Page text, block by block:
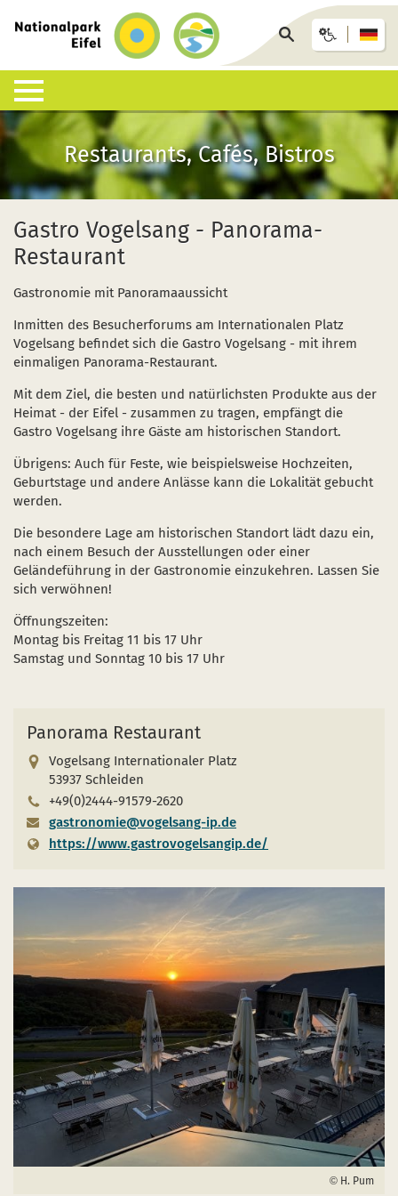
Startseite
Seite
durchsuchen
Lebensraum Nationalpark
Was ist ein Nationalpark?
Besondere Tiere und Pflanzen
Artenliste
Lebensräume
Geologie, Böden und Klima
Forschung im Nationalpark
Naturentwicklung
Absterbende Fichten machen Platz für heimische
Der Wolf kehrt zurück
Nationalpark erleben
Veranstaltungen
Aktuelles
Geführte Wanderungen
Auf eigene Faust
Wandervorschläge
Wildnis-Trail
Kinder, Jugendliche und Familien
Schulen und Kitas
Barrierefrei unterwegs
Erlebnisregion Nationalpark Eifel
Start- und Treffpunkte
Infohäuser & Einrichtungen
Nationalpark-Zentrum Eifel
Nationalpark-Tore
Nationalpark-Infopunkte
Wildniswerkstatt Düttling
Natur-Erlebnis-Treff (NEsT) Jugendwaldheim
Nationalpark-Schulen
Nationalpark-Kitas
Anreise & Unterkunft
Anreise
Nationalpark-Gastgeber
Arrangements & Pauschalen
GästeCard
Fahrtziel Natur
Infothek
Pressemitteilungen
Sozioökonomisches Monitoring
Downloads
Motorradfahrende
Einsatz von Drohnen
Fan-Artikel zum Nationalpark
Bücher und Karten
Kurzfilme
Afrikanische Schweinepest
einem neuen Fenster)
sich in einem neuen Fenster)
sich in einem neuen Fenster)
Restaurants, Cafés, Bistros
Gastro Vogelsang - Panorama-
Restaurant
Gastronomie mit Panoramaaussicht
Inmitten des Besucherforums am Internationalen Platz
Vogelsang befindet sich die Gastro Vogelsang - mit ihrem
einmaligen Panorama-Restaurant.
Mit dem Ziel, die besten und natürlichsten Produkte aus der
Heimat - der Eifel - zusammen zu tragen, empfängt die
Gastro Vogelsang ihre Gäste am historischen Standort.
Übrigens: Auch für Feste, wie beispielsweise Hochzeiten,
Geburtstage und andere Anlässe kann die Lokalität gebucht
werden.
Die besondere Lage am historischen Standort lädt dazu ein,
nach einem Besuch der Ausstellungen oder einer
Geländeführung in der Gastronomie einzukehren. Lassen Sie
sich verwöhnen!
Öffnungszeiten:
Montag bis Freitag 11 bis 17 Uhr
Samstag und Sonntag 10 bis 17 Uhr
Panorama Restaurant
Vogelsang Internationaler Platz
53937 Schleiden
+49(0)2444-91579-2620
gastronomie@vogelsang-ip.de
https://www.gastrovogelsangip.de/
H. Pum